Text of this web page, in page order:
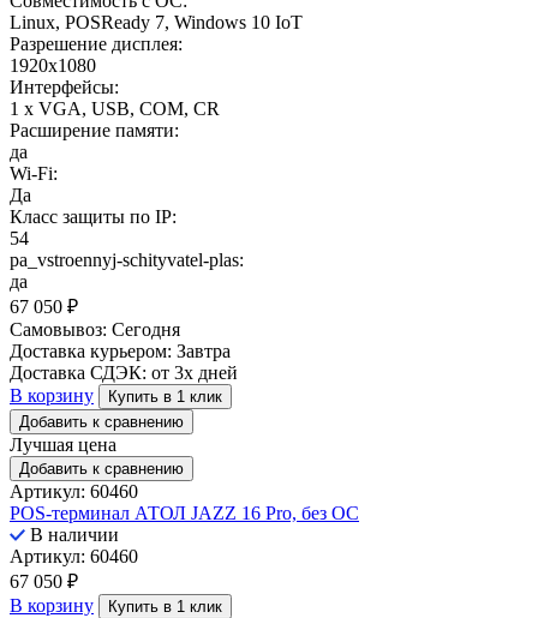
Linux, POSReady 7, Windows 10 IoT
Разрешение дисплея:
1920x1080
Интерфейсы:
1 x VGA, USB, COM, CR
Расширение памяти:
да
Wi-Fi:
Да
Класс защиты по IP:
54
pa_vstroennyj-schityvatel-plas:
да
67 050 ₽
Самовывоз: Сегодня
Доставка курьером: Завтра
Доставка СДЭК: от 3х дней
В корзину
Купить в 1 клик
Добавить к сравнению
Лучшая цена
Добавить к сравнению
Артикул: 60460
POS-терминал АТОЛ JAZZ 16 Pro, без ОС
В наличии
Артикул: 60460
67 050 ₽
В корзину
Купить в 1 клик